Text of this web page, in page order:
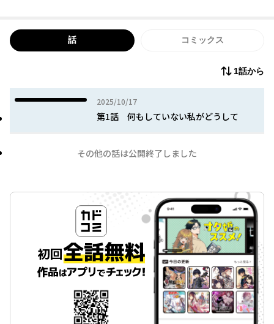
話 コミックス
1話から
2025/10/17
2025年10月17日
第1話 何もしていない私がどうして
その他の話は公開終了しました